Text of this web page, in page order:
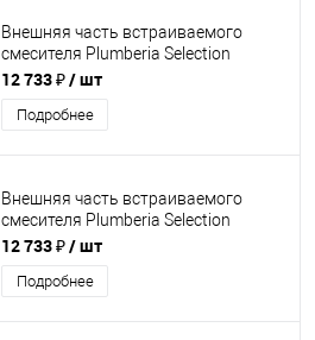
Внешняя часть встраиваемого
смесителя Plumberia Selection
XO1001NO
12 733 ₽/ шт
Подробнее
Внешняя часть встраиваемого
смесителя Plumberia Selection
XO1001BO
12 733 ₽/ шт
Подробнее